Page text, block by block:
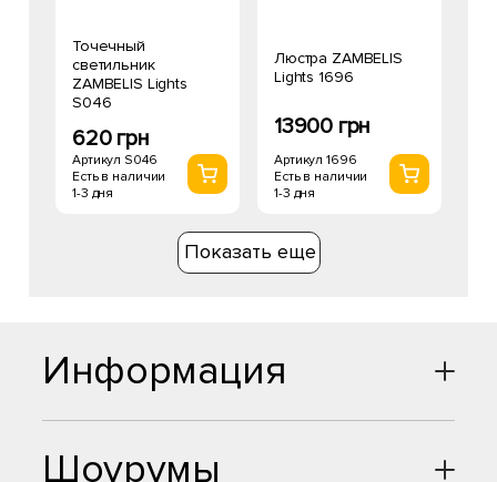
Точечный
светильник
ZAMBELIS Lights
S046
620 грн
Артикул S046
Есть в наличии
1-3 дня
Люстра ZAMBELIS
Lights 1696
13900 грн
Артикул 1696
Есть в наличии
1-3 дня
Показать еще
Шоурумы
Информация